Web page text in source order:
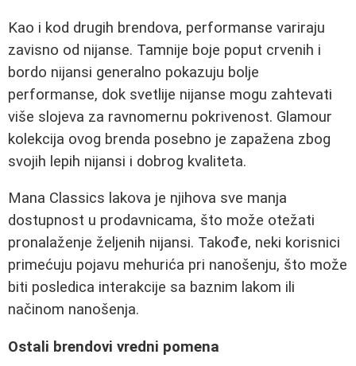
Kao i kod drugih brendova, performanse variraju
zavisno od nijanse. Tamnije boje poput crvenih i
bordo nijansi generalno pokazuju bolje
performanse, dok svetlije nijanse mogu zahtevati
više slojeva za ravnomernu pokrivenost. Glamour
kolekcija ovog brenda posebno je zapažena zbog
svojih lepih nijansi i dobrog kvaliteta.
Mana Classics lakova je njihova sve manja
dostupnost u prodavnicama, što može otežati
pronalaženje željenih nijansi. Takođe, neki korisnici
primećuju pojavu mehurića pri nanošenju, što može
biti posledica interakcije sa baznim lakom ili
načinom nanošenja.
Ostali brendovi vredni pomena